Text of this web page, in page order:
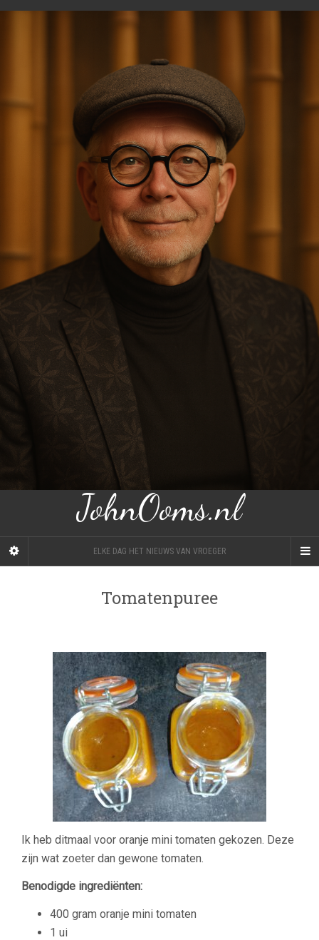
JohnOoms.nl
ELKE DAG HET NIEUWS VAN VROEGER
Tomatenpuree
Ik heb ditmaal voor oranje mini tomaten gekozen. Deze
zijn wat zoeter dan gewone tomaten.
Benodigde ingrediënten:
400 gram oranje mini tomaten
1 ui